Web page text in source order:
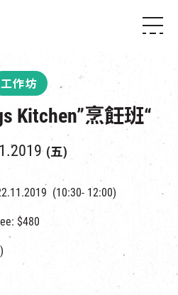
工作坊
Kitchen”烹飪班“
(五)
(10:30- 12:00)
$480